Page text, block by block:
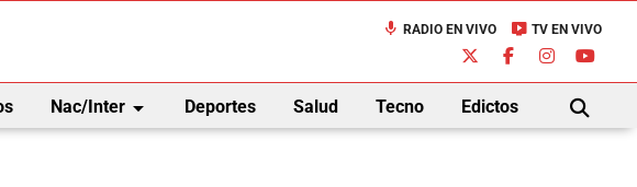
mic RADIO EN VIVO live_tv TV EN VIVO
Nac/Interarrow_drop_down Deportes Salud Tecno Edictos
BUSCAR